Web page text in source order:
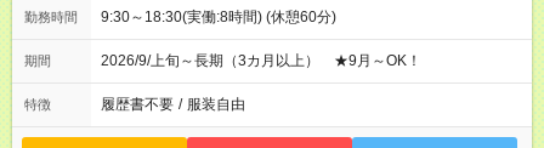
勤務時間 9:30～18:30(実働:8時間) (休憩60分)
期間 2026/9/上旬～長期（3カ月以上） ★9月～OK！
特徴 履歴書不要 / 服装自由